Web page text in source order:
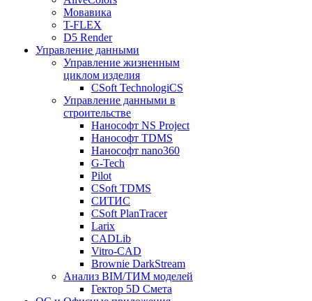
Мовавика
T-FLEX
D5 Render
Управление данными
Управление жизненным
циклом изделия
CSoft TechnologiCS
Управление данными в
строительстве
Нанософт NS Project
Нанософт TDMS
Нанософт nano360
G-Tech
Pilot
CSoft TDMS
СИТИС
CSoft PlanTracer
Larix
CADLib
Vitro-CAD
Brownie DarkStream
Анализ BIM/ТИМ моделей
Гектор 5D Смета